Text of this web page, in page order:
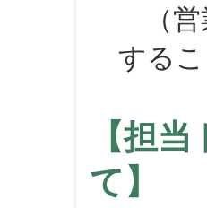
（営
する
【担
て】